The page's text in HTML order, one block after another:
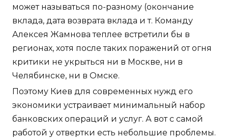
может называться по-разному (окончание
вклада, дата возврата вклада и т. Команду
Алексея Жамнова теплее встретили бы в
регионах, хотя после таких поражений от огня
критики не укрыться ни в Москве, ни в
Челябинске, ни в Омске.
Поэтому Киев для современных нужд его
экономики устраивает минимальный набор
банковских операций и услуг. А вот с самой
работой у отвертки есть небольшие проблемы.